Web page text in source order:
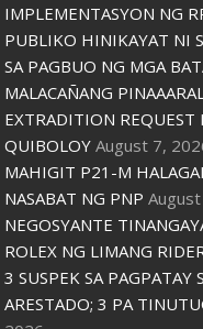
IMPLEMENTASYON NG
PUBLIKO HINIKAYAT NI
SA PAGBUO NG MGA
MALACAÑANG
EXTRADITION REQUEST
QUIBOLOY August 7,
MAHIGIT P21-M
NASABAT NG PNP
NEGOSYANTE
ROLEX NG LIMANG
3 SUSPEK SA PAGPATAY
ARESTADO; 3 PA